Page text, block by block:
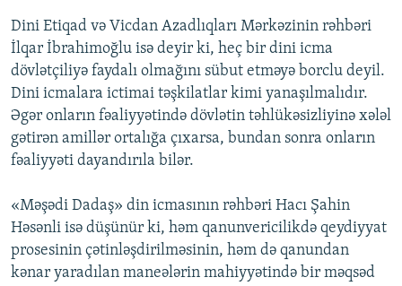
Dini Etiqad və Vicdan Azadlıqları Mərkəzinin rəhbəri
İlqar İbrahimoğlu isə deyir ki, heç bir dini icma
dövlətçiliyə faydalı olmağını sübut etməyə borclu deyil.
Dini icmalara ictimai təşkilatlar kimi yanaşılmalıdır.
Əgər onların fəaliyyətində dövlətin təhlükəsizliyinə xələl
gətirən amillər ortalığa çıxarsa, bundan sonra onların
fəaliyyəti dayandırıla bilər.
«Məşədi Dadaş» din icmasının rəhbəri Hacı Şahin
Həsənli isə düşünür ki, həm qanunvericilikdə qeydiyyat
prosesinin çətinləşdirilməsinin, həm də qanundan
kənar yaradılan maneələrin mahiyyətində bir məqsəd